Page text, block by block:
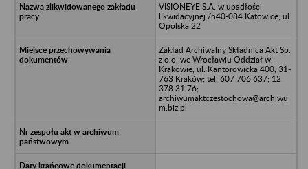
VISIONEYE S.A. w upadłości
likwidacyjnej /n40-084 Katowice, ul.
Opolska 22
Zakład Archiwalny Składnica Akt Sp.
z o.o. we Wrocławiu Oddział w
Krakowie, ul. Kantorowicka 400, 31-
763 Kraków; tel. 607 706 637; 12
378 31 76;
archiwumaktczestochowa@archiwu
m.biz.pl